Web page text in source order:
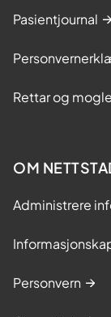
Pasientjournal
Rettar og
OM
Administrere
Personvern